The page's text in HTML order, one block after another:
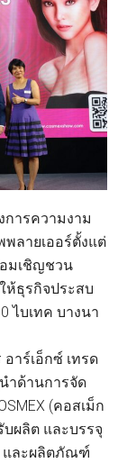
การความงาม
ลายเออร์ตั้งแต่
อมเชิญชวน
ห้ธุรกิจประสบ
ไบเทค บางนา
าร์เอ็กซ์ เทรด
นำด้านการจัด
(คอสเม็ก
บผลิต และบรรจุ
และผลิตภัณฑ์